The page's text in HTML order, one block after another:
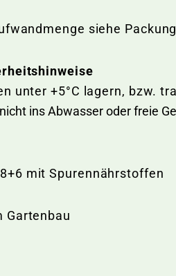
siehe
unter +5°C lagern, bzw.
ins Abwasser oder freie
mit Spurennährstoffen
Gartenbau